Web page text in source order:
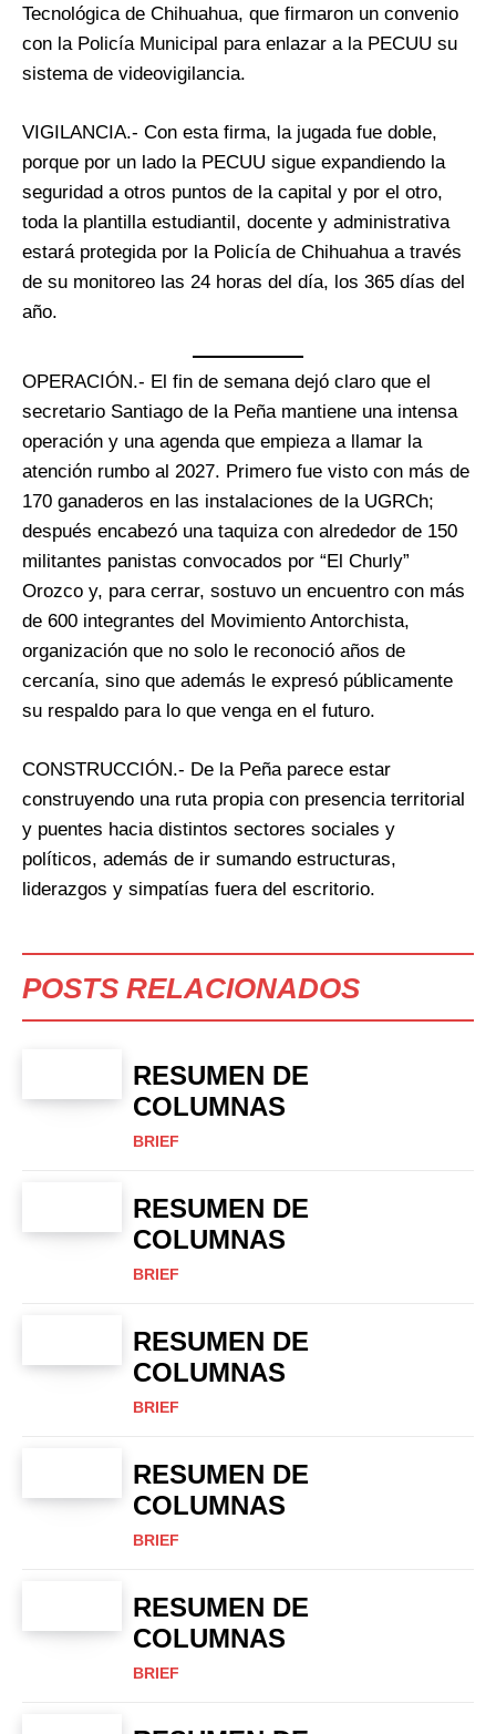
Tecnológica de Chihuahua, que firmaron un convenio
con la Policía Municipal para enlazar a la PECUU su
sistema de videovigilancia.
VIGILANCIA.- Con esta firma, la jugada fue doble,
porque por un lado la PECUU sigue expandiendo la
seguridad a otros puntos de la capital y por el otro,
toda la plantilla estudiantil, docente y administrativa
estará protegida por la Policía de Chihuahua a través
de su monitoreo las 24 horas del día, los 365 días del
año.
OPERACIÓN.- El fin de semana dejó claro que el
secretario Santiago de la Peña mantiene una intensa
operación y una agenda que empieza a llamar la
atención rumbo al 2027. Primero fue visto con más de
170 ganaderos en las instalaciones de la UGRCh;
después encabezó una taquiza con alrededor de 150
militantes panistas convocados por “El Churly”
Orozco y, para cerrar, sostuvo un encuentro con más
de 600 integrantes del Movimiento Antorchista,
organización que no solo le reconoció años de
cercanía, sino que además le expresó públicamente
su respaldo para lo que venga en el futuro.
CONSTRUCCIÓN.- De la Peña parece estar
construyendo una ruta propia con presencia territorial
y puentes hacia distintos sectores sociales y
políticos, además de ir sumando estructuras,
liderazgos y simpatías fuera del escritorio.
POSTS RELACIONADOS
RESUMEN DE
COLUMNAS
BRIEF
RESUMEN DE
COLUMNAS
BRIEF
RESUMEN DE
COLUMNAS
BRIEF
RESUMEN DE
COLUMNAS
BRIEF
RESUMEN DE
COLUMNAS
BRIEF